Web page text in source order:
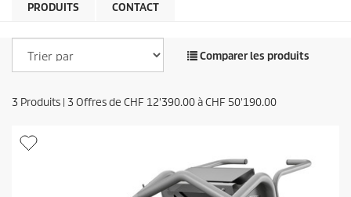
PRODUITS CONTACT
Comparer les produits
3 Produits | 3 Offres de CHF 12'390.00àCHF 50'190.00